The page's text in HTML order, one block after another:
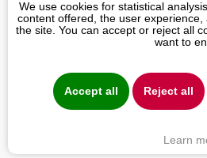
We use cookies for statistical
content offered, the user
the site. You can accept or reject all
want to
Accept all Reject all
Learn